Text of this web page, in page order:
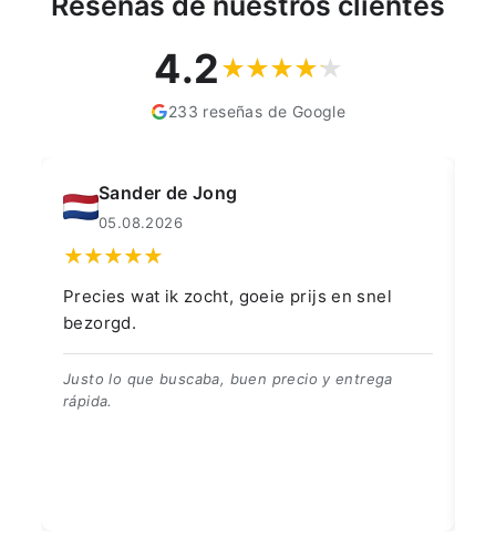
4.2
233 reseñas de Google
Muahmmet Karadag
04.08.2026
👍👍👍👌
👍👍👍👌